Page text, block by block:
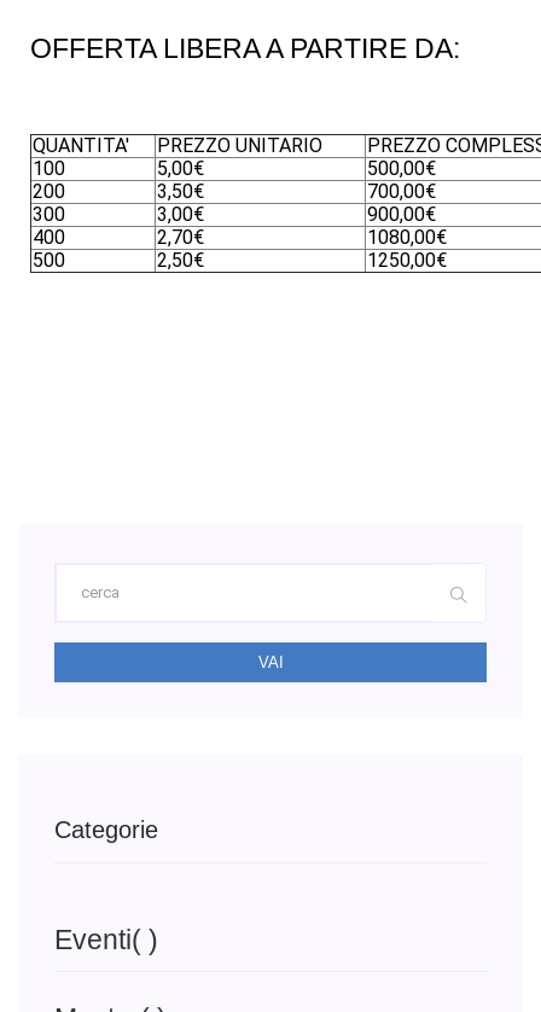
OFFERTA LIBERA A PARTIRE DA:
QUANTITA' PREZZO UNITARIO
PREZZO
100
5,00€
500,00€
200
3,50€
700,00€
300
3,00€
900,00€
400
2,70€
1080,00€
500
2,50€ 1250,00€
VAI
Categorie
Eventi( )